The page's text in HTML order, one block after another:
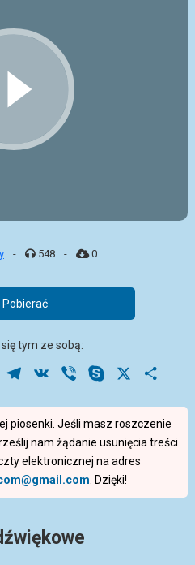
- 548 - 0
Pobierać
tym ze sobą:
LinkedInTelegram
VK Viber Skype
piosenki. Jeśli masz roszczenie
nam żądanie usunięcia treści
elektronicznej na adres
. Dzięki!